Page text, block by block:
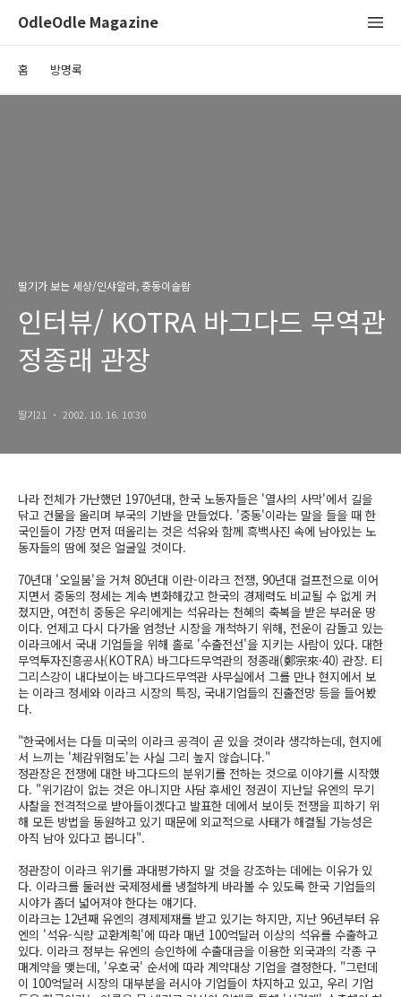
OdleOdle Magazine
홈 방명록
딸기가 보는 세상/인샤알라, 중동이슬람
인터뷰/ KOTRA 바그다드 무역관
정종래 관장
딸기21 2002. 10. 16. 10:30
나라 전체가 가난했던 1970년대, 한국 노동자들은 '열사의 사막'에서 길을
닦고 건물을 올리며 부국의 기반을 만들었다. '중동'이라는 말을 들을 때 한
국인들이 가장 먼저 떠올리는 것은 석유와 함께 흑백사진 속에 남아있는 노
동자들의 땀에 젖은 얼굴일 것이다.
70년대 '오일붐'을 거쳐 80년대 이란-이라크 전쟁, 90년대 걸프전으로 이어
지면서 중동의 정세는 계속 변화해갔고 한국의 경제력도 비교될 수 없게 커
졌지만, 여전히 중동은 우리에게는 석유라는 천혜의 축복을 받은 부러운 땅
이다. 언제고 다시 다가올 엄청난 시장을 개척하기 위해, 전운이 감돌고 있는
이라크에서 국내 기업들을 위해 홀로 '수출전선'을 지키는 사람이 있다. 대한
무역투자진흥공사(KOTRA) 바그다드무역관의 정종래(鄭宗來·40) 관장. 티
그리스강이 내다보이는 바그다드무역관 사무실에서 그를 만나 현지에서 보
는 이라크 정세와 이라크 시장의 특징, 국내기업들의 진출전망 등을 들어봤
다.
"한국에서는 다들 미국의 이라크 공격이 곧 있을 것이라 생각하는데, 현지에
서 느끼는 '체감위험도'는 사실 그리 높지 않습니다."
정관장은 전쟁에 대한 바그다드의 분위기를 전하는 것으로 이야기를 시작했
다. "위기감이 없는 것은 아니지만 사담 후세인 정권이 지난달 유엔의 무기
사찰을 전격적으로 받아들이겠다고 발표한 데에서 보이듯 전쟁을 피하기 위
해 모든 방법을 동원하고 있기 때문에 외교적으로 사태가 해결될 가능성은
아직 남아 있다고 봅니다".
정관장이 이라크 위기를 과대평가하지 말 것을 강조하는 데에는 이유가 있
다. 이라크를 둘러싼 국제정세를 냉철하게 바라볼 수 있도록 한국 기업들의
시야가 좀더 넓어져야 한다는 얘기다.
이라크는 12년째 유엔의 경제제재를 받고 있기는 하지만, 지난 96년부터 유
엔의 '석유-식량 교환계획'에 따라 매년 100억달러 이상의 석유를 수출하고
있다. 이라크 정부는 유엔의 승인하에 수출대금을 이용한 외국과의 각종 구
매계약을 맺는데, '우호국' 순서에 따라 계약대상 기업을 결정한다. "그런데
이 100억달러 시장의 대부분을 러시아 기업들이 차지하고 있고, 우리 기업